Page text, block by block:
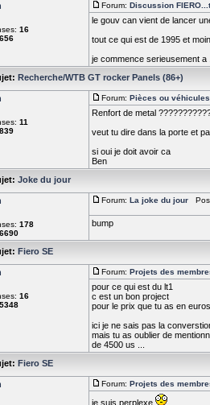
16
Forum: Discussion
le gouv can vient de lancer
tout ce qui est de 1995 et
je commence serieusement a
Recherche/WTB GT rocker Panels (86+)
11
Forum: Pièces ou
Renfort de metal
veut tu dire dans la porte et
si oui je doit avoir ca
Ben
Joke du jour
178
Forum: La joke du jour
bump
Fiero SE
16
Forum: Projets des
pour ce qui est du lt1
c est un bon project
pour le prix que tu as en euros
ici je ne sais pas la
mais tu as oublier de
de 4500 us ...
Fiero SE
Forum: Projets des
je suis perplexe